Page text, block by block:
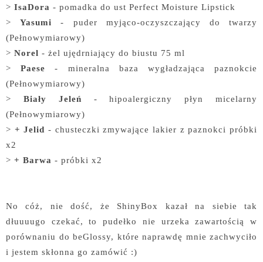
> IsaDora - pomadka do ust Perfect Moisture Lipstick
>Yasumi- puder myjąco-oczyszczający do twarzy
(Pełnowymiarowy)
> Norel - żel ujędrniający do biustu 75 ml
>Paese - mineralna baza wygładzająca paznokcie
(Pełnowymiarowy)
> Biały Jeleń - hipoalergiczny płyn micelarny
(Pełnowymiarowy)
> + Jelid - chusteczki zmywające lakier z paznokci próbki
x2
> + Barwa - próbki x2
No cóż, nie dość, że ShinyBox kazał na siebie tak
dłuuuugo czekać, to pudełko nie urzeka zawartością w
porównaniu do beGlossy, które naprawdę mnie zachwyciło
i jestem skłonna go zamówić :)